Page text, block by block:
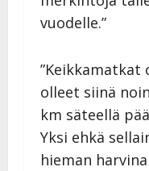
vuodelle.”
”Keikkamatkat
olleet siinä
km säteellä
Yksi ehkä
hieman